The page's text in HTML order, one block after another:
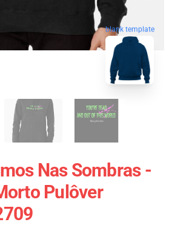
blank template
Nas Sombras -
Pulôver